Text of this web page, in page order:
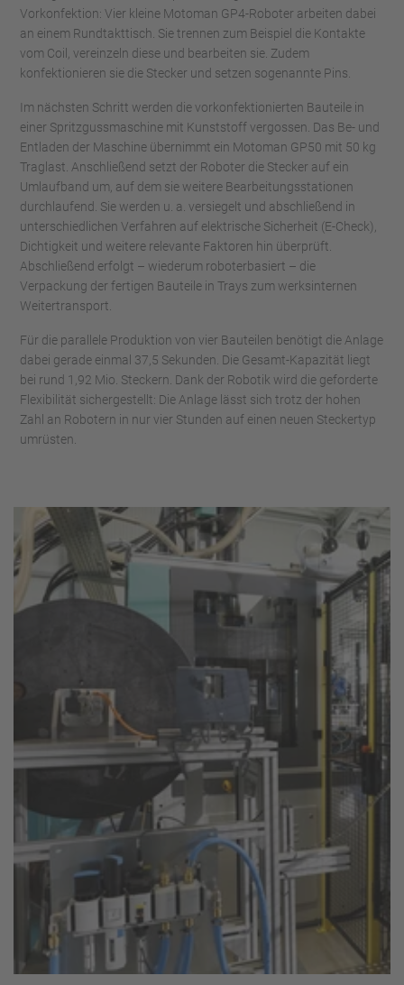
Vorkonfektion: Vier kleine Motoman GP4-Roboter arbeiten dabei
an einem Rundtakttisch. Sie trennen zum Beispiel die Kontakte
vom Coil, vereinzeln diese und bearbeiten sie. Zudem
konfektionieren sie die Stecker und setzen sogenannte Pins.
Im nächsten Schritt werden die vorkonfektionierten Bauteile in
einer Spritzgussmaschine mit Kunststoff vergossen. Das Be- und
Entladen der Maschine übernimmt ein Motoman GP50 mit 50 kg
Traglast. Anschließend setzt der Roboter die Stecker auf ein
Umlaufband um, auf dem sie weitere Bearbeitungsstationen
durchlaufend. Sie werden u. a. versiegelt und abschließend in
unterschiedlichen Verfahren auf elektrische Sicherheit (E-Check),
Dichtigkeit und weitere relevante Faktoren hin überprüft.
Abschließend erfolgt – wiederum roboterbasiert – die
Verpackung der fertigen Bauteile in Trays zum werksinternen
Weitertransport.
Für die parallele Produktion von vier Bauteilen benötigt die Anlage
dabei gerade einmal 37,5 Sekunden. Die Gesamt-Kapazität liegt
bei rund 1,92 Mio. Steckern. Dank der Robotik wird die geforderte
Flexibilität sichergestellt: Die Anlage lässt sich trotz der hohen
Zahl an Robotern in nur vier Stunden auf einen neuen Steckertyp
umrüsten.